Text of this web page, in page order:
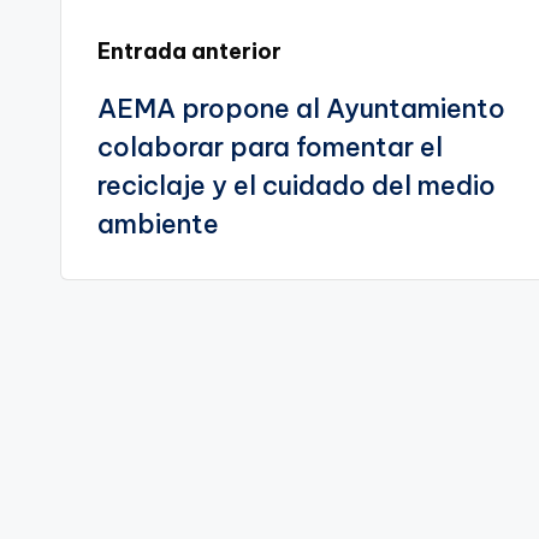
Navegación
de
entradas
Entrada anterior
AEMA propone al Ayuntamiento
colaborar para fomentar el
reciclaje y el cuidado del medio
ambiente